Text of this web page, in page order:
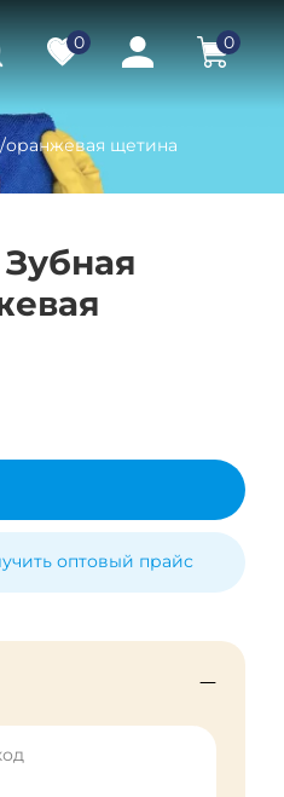
0 0
оранжевая щетина
оптовый прайс